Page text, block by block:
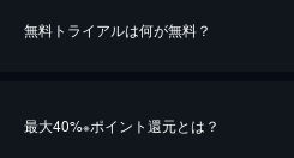
無料トライアルは何が無料？
最大40%※ポイント還元とは？